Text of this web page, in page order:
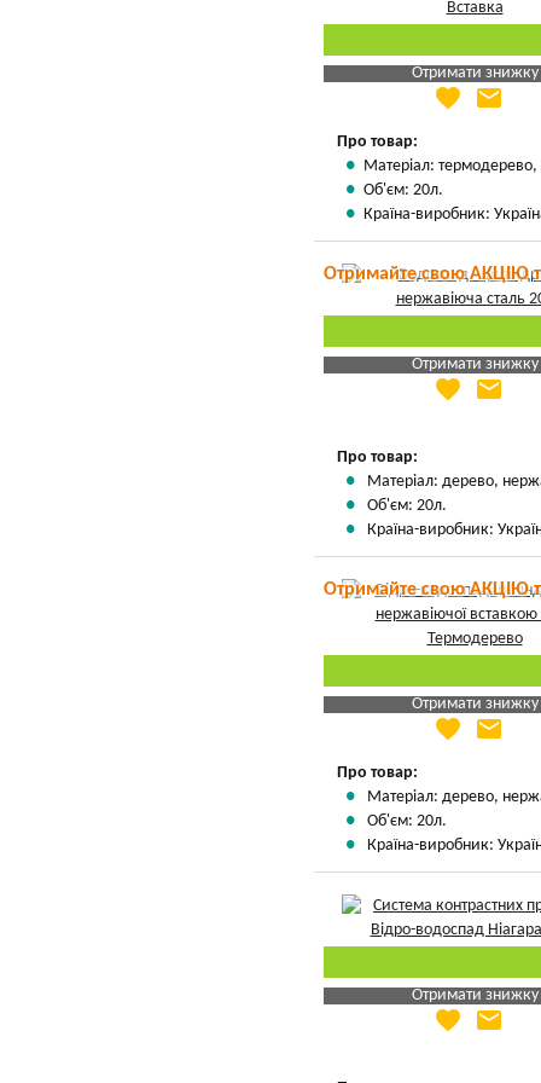
Отримати знижку
Яка Ваша ціна
favorite email
Про товар:
Матеріал: термодерево,
Об'єм: 20л.
Країна-виробник:
Отримайте свою АКЦІЮ
Отримати знижку
Яка Ваша ціна
favorite email
Про товар:
Матеріал: дерево,
Об'єм: 20л.
Країна-виробник:
Отримайте свою АКЦІЮ
Отримати знижку
Яка Ваша ціна
favorite email
Про товар:
Матеріал: дерево,
Об'єм: 20л.
Країна-виробник:
Отримати знижку
Яка Ваша ціна
favorite email